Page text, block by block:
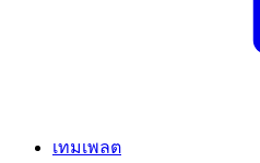
เทมเพลต